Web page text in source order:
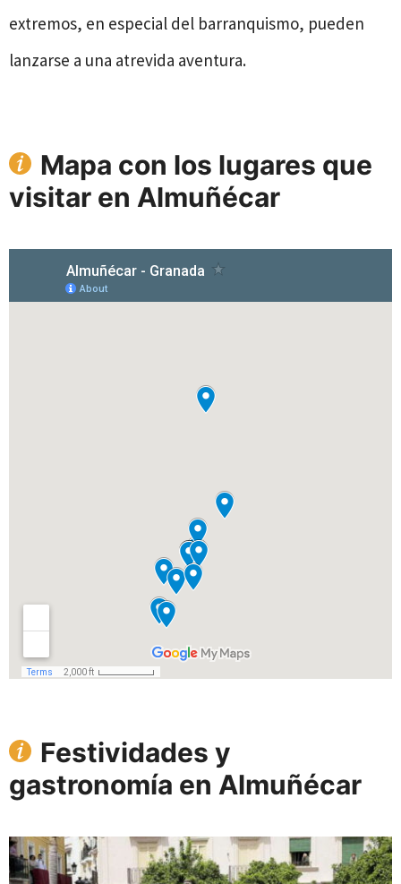
extremos, en especial del barranquismo, pueden
lanzarse a una atrevida aventura.
Mapa con los lugares que
visitar en Almuñécar
Festividades y
gastronomía en Almuñécar